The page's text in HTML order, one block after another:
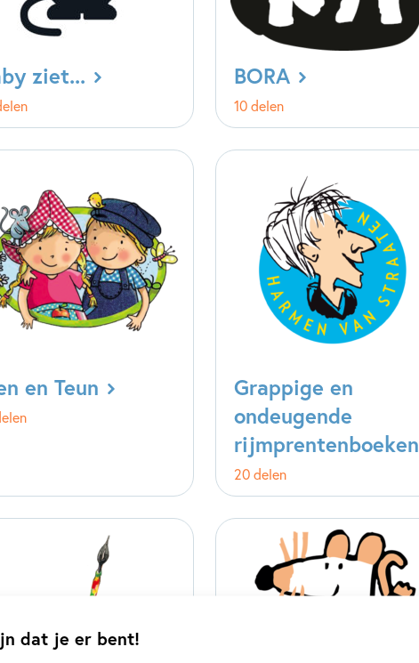
dat je er bent!
ziet... BORA
10 delen
en Teun
Grappige en
ondeugende
rijmprentenboeken
20 delen